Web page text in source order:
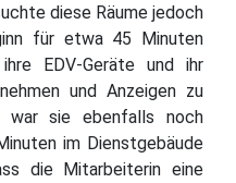
diese Räume jedoch
für etwa 45 Minuten
EDV-Geräte und ihr
und Anzeigen zu
war sie ebenfalls noch
im Dienstgebäude
die Mitarbeiterin eine